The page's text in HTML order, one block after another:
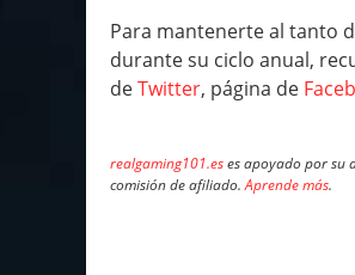
Para mantenerte al tanto
durante su ciclo anual,
deTwitter, página de
realgaming101.eses apoyado por su
comisión de afiliado.Aprende más.